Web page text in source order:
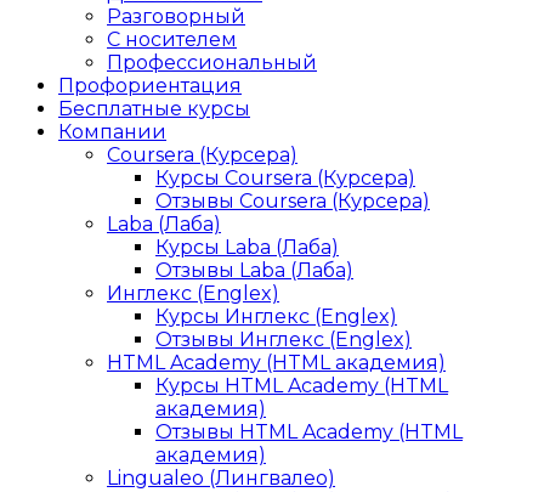
Разговорный
С носителем
Профессиональный
Профориентация
Бесплатные курсы
Компании
Coursera (Курсера)
Курсы Coursera (Курсера)
Отзывы Coursera (Курсера)
Laba (Лаба)
Курсы Laba (Лаба)
Отзывы Laba (Лаба)
Инглекс (Englex)
Курсы Инглекс (Englex)
Отзывы Инглекс (Englex)
HTML Academy (HTML академия)
Курсы HTML Academy (HTML
академия)
Отзывы HTML Academy (HTML
академия)
Lingualeo (Лингвалео)